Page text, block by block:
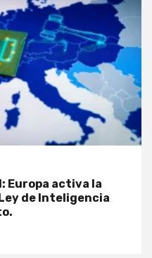
Europa activa la
de Inteligencia